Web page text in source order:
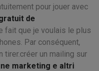
pour jouer avec
de
fait que je voulais le plus
Par conséquent,
tirer.créer un mailing sur
marketing e altri